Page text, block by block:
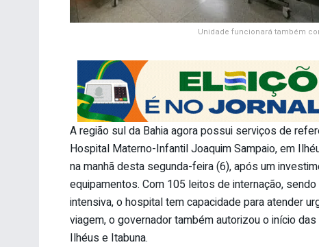
Unidade funcionará também
A região sul da Bahia agora possui serviços de
Hospital Materno-Infantil Joaquim Sampaio, em
na manhã desta segunda-feira (6), após um
equipamentos. Com 105 leitos de internação,
intensiva, o hospital tem capacidade para atender
viagem, o governador também autorizou o início
Ilhéus e Itabuna.